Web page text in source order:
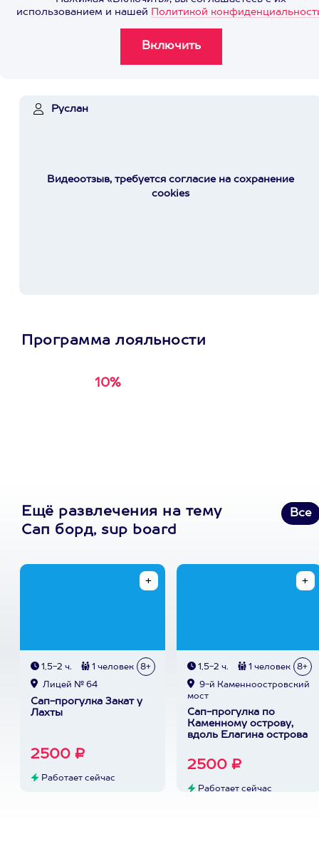
использованием и нашей Политикой
Руслан
Видеоотзыв, требуется согласие на сохранение
cookies
Программа лояльности
10%
Ещё развлечения на тему
Сап борд, sup board
Все
1,5-2 ч. 1 человек 8+
Лицей № 64
Сап-прогулка Закат у
Лахты
2500 ₽
Работает сейчас
1,5-2 ч. 1 человек 8+
9-й Каменноостровский
мост
Сап-прогулка по
Каменному острову,
вдоль Елагина острова
2500 ₽
Работает сейчас